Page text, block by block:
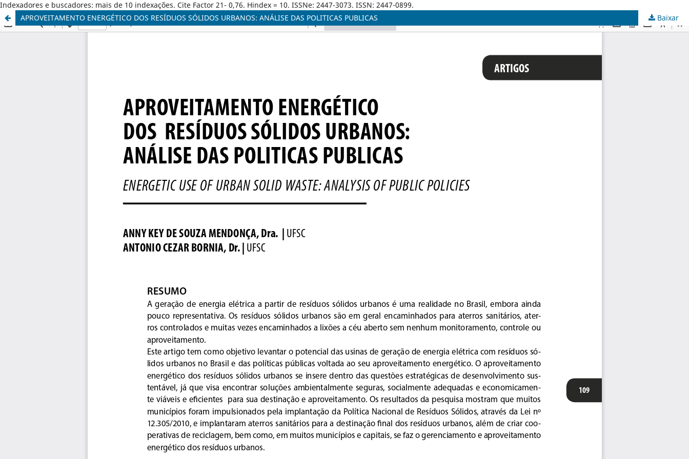
Indexadores e buscadores: mais de 10 indexações. Cite Factor 21- 0,76. Hindex = 10. ISSNe: 2447-3073. ISSN: 2447-0899.
APROVEITAMENTO ENERGÉTICO DOS RESÍDUOS SÓLIDOS URBANOS: ANÁLISE DAS POLITICAS PUBLICAS
Baixar